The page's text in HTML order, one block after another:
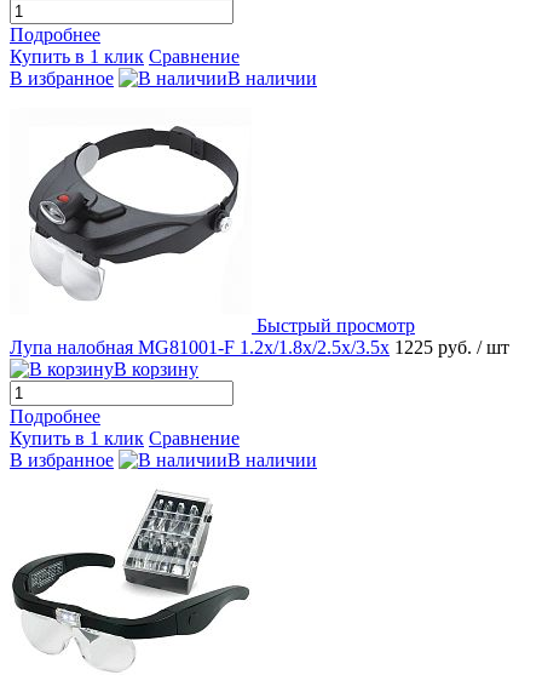
Подробнее
Купить в 1 клик Сравнение
В избранное
В наличии
Быстрый просмотр
Лупа налобная MG81001-F 1.2x/1.8x/2.5x/3.5x 1225 руб. / шт
В корзину
Подробнее
Купить в 1 клик Сравнение
В избранное
В наличии